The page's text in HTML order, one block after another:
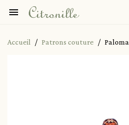

Accueil Patrons couture Paloma